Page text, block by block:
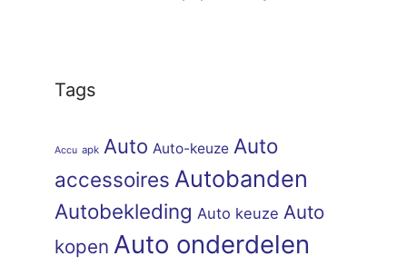
Tags
Accu apk Auto Auto-keuze Auto
accessoires Autobanden
Autobekleding Auto keuze Auto
kopen Auto onderdelen